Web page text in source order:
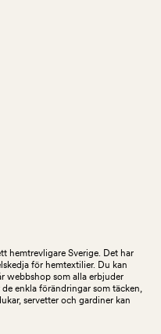
hemtrevligare Sverige. Det har
för hemtextilier. Du kan
webbshop som alla erbjuder
enkla förändringar som täcken,
servetter och gardiner kan